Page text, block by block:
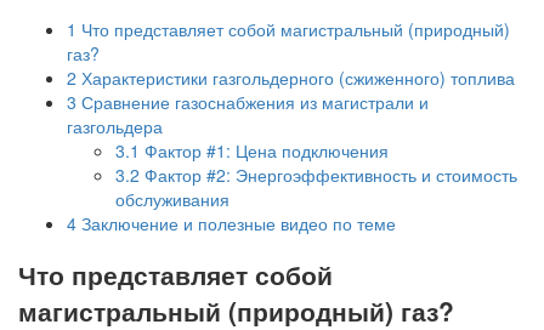
1 Что представляет собой магистральный (природный)
газ?
2 Характеристики газгольдерного (сжиженного) топлива
3 Сравнение газоснабжения из магистрали и
газгольдера
3.1 Фактор #1: Цена подключения
3.2 Фактор #2: Энергоэффективность и стоимость
обслуживания
4 Заключение и полезные видео по теме
Что представляет собой
магистральный (природный) газ?